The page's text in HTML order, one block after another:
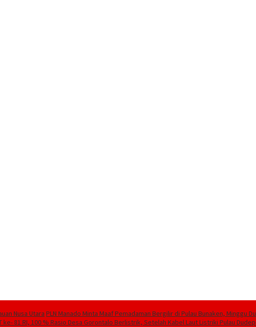
Nusa Utara PLN Manado Minta Maaf Pemadaman Bergilir di Pulau Bunaken, Minggu
ke- 81 RI, 100 % Rasio Desa Gorontalo Berlistrik, Setelah Kabel Laut Listriki Pulau